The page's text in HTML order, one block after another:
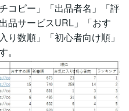
コピー」「出品者名」「評
品サービスURL」「おす
り数順」「初心者向け順」
。